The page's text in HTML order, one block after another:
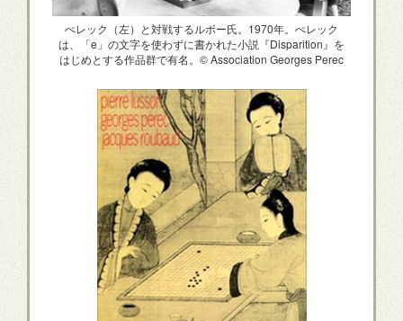
ぺレック（左）と対戦するルボー氏。1970年。ぺレック
は、「e」の文字を使わずに書かれた小説『Disparition』を
はじめとする作品群で有名。© Association Georges Perec